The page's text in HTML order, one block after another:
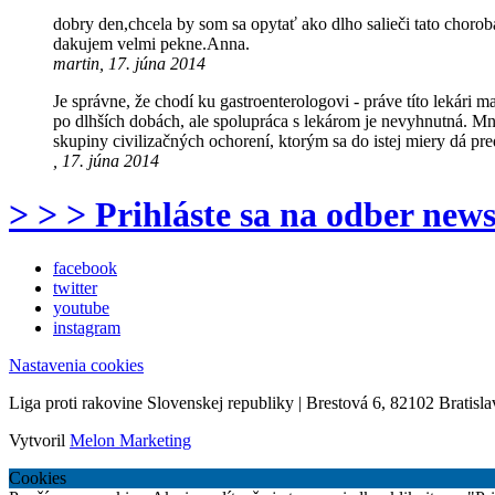
dobry den,chcela by som sa opytať ako dlho salieči tato
dakujem velmi pekne.Anna.
martin, 17. júna 2014
Je správne, že chodí ku gastroenterologovi - práve títo lekári
po dlhších dobách, ale spolupráca s lekárom je nevyhnutná.
skupiny civilizačných ochorení, ktorým sa do istej miery dá
, 17. júna 2014
> > > Prihláste sa na odber
facebook
twitter
youtube
instagram
Nastavenia cookies
Liga proti rakovine Slovenskej republiky | Brestová 6, 82102
Vytvoril Melon Marketing
Cookies